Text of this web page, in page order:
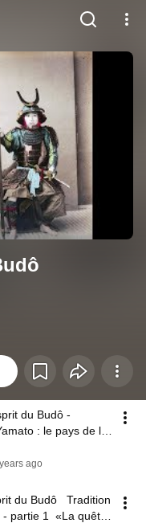
du Budô -
: le pays de la
ago
du Budô   Tradition
partie 1  «La quête